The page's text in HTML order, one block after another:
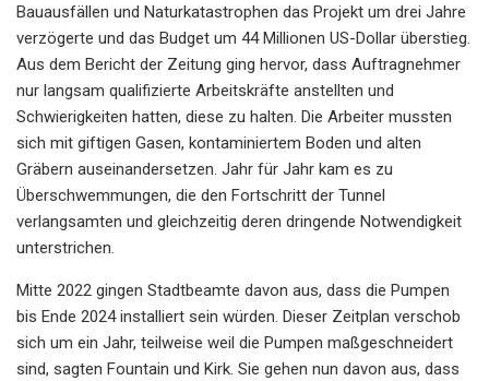
Bauausfällen und Naturkatastrophen das Projekt um drei Jahre
verzögerte und das Budget um 44 Millionen US-Dollar überstieg.
Aus dem Bericht der Zeitung ging hervor, dass Auftragnehmer
nur langsam qualifizierte Arbeitskräfte anstellten und
Schwierigkeiten hatten, diese zu halten. Die Arbeiter mussten
sich mit giftigen Gasen, kontaminiertem Boden und alten
Gräbern auseinandersetzen. Jahr für Jahr kam es zu
Überschwemmungen, die den Fortschritt der Tunnel
verlangsamten und gleichzeitig deren dringende Notwendigkeit
unterstrichen.
Mitte 2022 gingen Stadtbeamte davon aus, dass die Pumpen
bis Ende 2024 installiert sein würden. Dieser Zeitplan verschob
sich um ein Jahr, teilweise weil die Pumpen maßgeschneidert
sind, sagten Fountain und Kirk. Sie gehen nun davon aus, dass